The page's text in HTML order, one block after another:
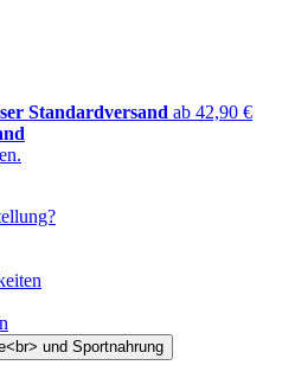
Standardversand ab 42,90 €